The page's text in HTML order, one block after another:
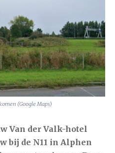
(Google Maps)
Van der Valk-hotel
bij de N11 in Alphen